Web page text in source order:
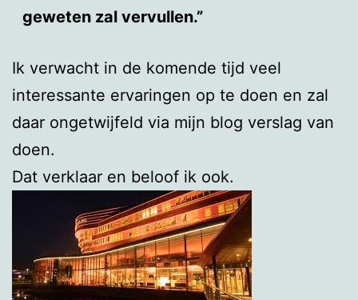
geweten zal vervullen.”
Ik verwacht in de komende tijd veel
interessante ervaringen op te doen en zal
daar ongetwijfeld via mijn blog verslag van
doen.
Dat verklaar en beloof ik ook.